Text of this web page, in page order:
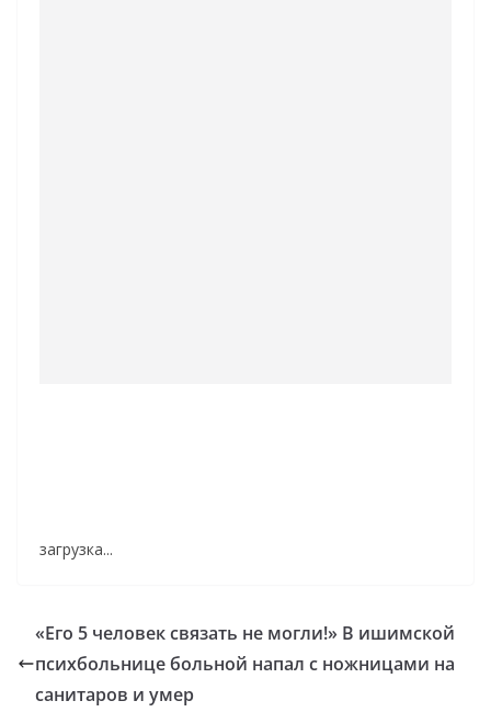
загрузка...
«Его 5 человек связать не могли!» В ишимской
психбольнице больной напал с ножницами на
санитаров и умер